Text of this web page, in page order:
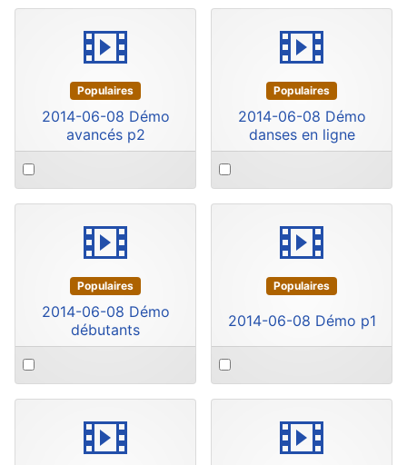
item
item
video
Populaires
2014-06-08 Démo
avancés p2
Select
an
item
video
Populaires
2014-06-08 Démo
danses en ligne
Select
an
item
video
Populaires
2014-06-08 Démo
débutants
Select
an
item
video
Populaires
2014-06-08 Démo p1
Select
an
item
video
video